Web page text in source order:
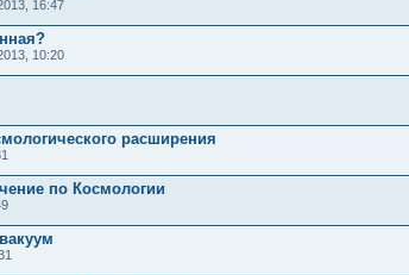
16:47
10:20
расширения
по Космологии